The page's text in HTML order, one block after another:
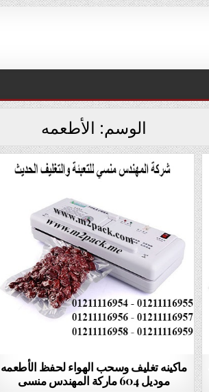
الوسم: الأطعمه
ماكينه تغليف وسحب الهواء لحفظ الأطعمه
موديل 604 ماركة المهندس منسى